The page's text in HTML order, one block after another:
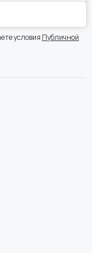
условия Публичной